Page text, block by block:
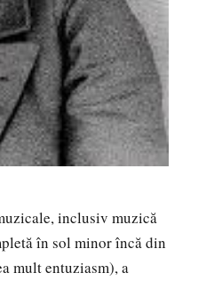
inclusiv muzică
în sol minor încă din
mult entuziasm),a